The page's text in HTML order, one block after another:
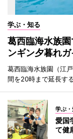
学ぶ・知る
葛西臨海水族
ンギン夕暮れガ
葛西臨海水族園（江
間を20時まで延長す
学ぶ・
愛国
て健